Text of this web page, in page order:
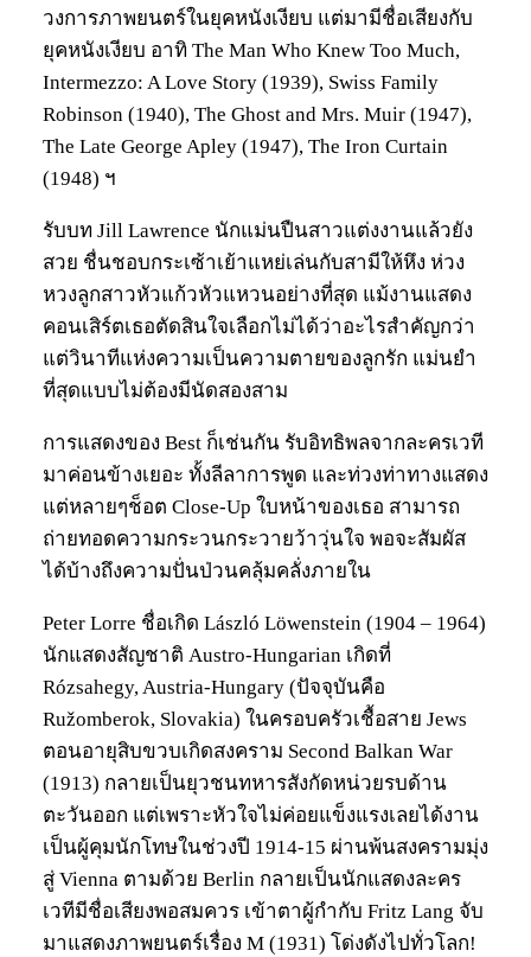
วงการภาพยนตร์ในยุคหนังเงียบ แต่มามีชื่อเสียงกับ
ยุคหนังเงียบ อาทิ The Man Who Knew Too Much,
Intermezzo: A Love Story (1939), Swiss Family
Robinson (1940), The Ghost and Mrs. Muir (1947),
The Late George Apley (1947), The Iron Curtain
(1948) ฯ
รับบท Jill Lawrence นักแม่นปืนสาวแต่งงานแล้วยัง
สวย ชื่นชอบกระเซ้าเย้าแหย่เล่นกับสามีให้หึง ห่วง
หวงลูกสาวหัวแก้วหัวแหวนอย่างที่สุด แม้งานแสดง
คอนเสิร์ตเธอตัดสินใจเลือกไม่ได้ว่าอะไรสำคัญกว่า
แต่วินาทีแห่งความเป็นความตายของลูกรัก แม่นยำ
ที่สุดแบบไม่ต้องมีนัดสองสาม
การแสดงของ Best ก็เช่นกัน รับอิทธิพลจากละครเวที
มาค่อนข้างเยอะ ทั้งลีลาการพูด และท่วงท่าทางแสดง
แต่หลายๆช็อต Close-Up ใบหน้าของเธอ สามารถ
ถ่ายทอดความกระวนกระวายว้าวุ่นใจ พอจะสัมผัส
ได้บ้างถึงความปั่นป่วนคลุ้มคลั่งภายใน
Peter Lorre ชื่อเกิด László Löwenstein (1904 – 1964)
นักแสดงสัญชาติ Austro-Hungarian เกิดที่
Rózsahegy, Austria-Hungary (ปัจจุบันคือ
Ružomberok, Slovakia) ในครอบครัวเชื้อสาย Jews
ตอนอายุสิบขวบเกิดสงคราม Second Balkan War
(1913) กลายเป็นยุวชนทหารสังกัดหน่วยรบด้าน
ตะวันออก แต่เพราะหัวใจไม่ค่อยแข็งแรงเลยได้งาน
เป็นผู้คุมนักโทษในช่วงปี 1914-15 ผ่านพ้นสงครามมุ่ง
สู่ Vienna ตามด้วย Berlin กลายเป็นนักแสดงละคร
เวทีมีชื่อเสียงพอสมควร เข้าตาผู้กำกับ Fritz Lang จับ
มาแสดงภาพยนตร์เรื่อง M (1931) โด่งดังไปทั่วโลก!